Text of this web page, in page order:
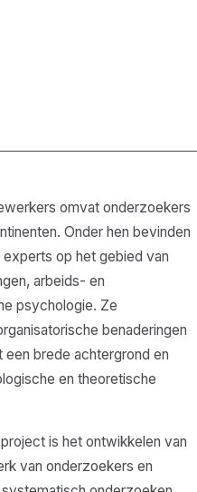
omvat onderzoekers
Onder hen bevinden
op het gebied van
arbeids- en
psychologie. Ze
benaderingen
brede achtergrond en
en theoretische
is het ontwikkelen van
van onderzoekers en